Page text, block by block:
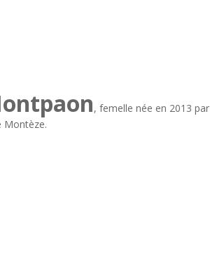
, femelle née en 2013 par
Montèze.